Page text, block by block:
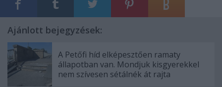
Ajánlott bejegyzések:
A Petőfi híd elképesztően ramaty
állapotban van. Mondjuk kisgyerekkel
nem szívesen sétálnék át rajta